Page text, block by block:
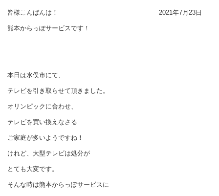
2021年7月23日
皆様こんばんは！
熊本からっぽサービスです！
本日は水俣市にて、
テレビを引き取らせて頂きました。
オリンピックに合わせ、
テレビを買い換えなさる
ご家庭が多いようですね！
けれど、大型テレビは処分が
とても大変です。
そんな時は熊本からっぽサービスに